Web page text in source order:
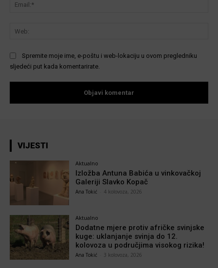
Spremite moje ime, e-poštu i web-lokaciju u ovom pregledniku
sljedeći put kada komentarirate.
VIJESTI
Aktualno
Izložba Antuna Babića u vinkovačkoj
Galeriji Slavko Kopač
Ana Tokić 4 kolovoza, 2026
Aktualno
Dodatne mjere protiv afričke svinjske
kuge: uklanjanje svinja do 12.
kolovoza u područjima visokog rizika!
Ana Tokić 3 kolovoza, 2026